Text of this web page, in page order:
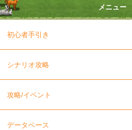
メニュー
初心者手引き
シナリオ攻略
攻略/イベント
データベース